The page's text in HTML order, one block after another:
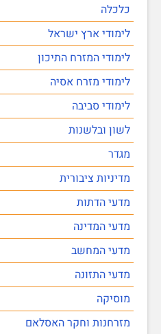
כלכלה
לימודי ארץ ישראל
לימודי המזרח התיכון
לימודי מזרח אסיה
לימודי סביבה
לשון ובלשנות
מגדר
מדיניות ציבורית
מדעי הדתות
מדעי המדינה
מדעי המחשב
מדעי התזונה
מוסיקה
מזרחנות וחקר האסלאם